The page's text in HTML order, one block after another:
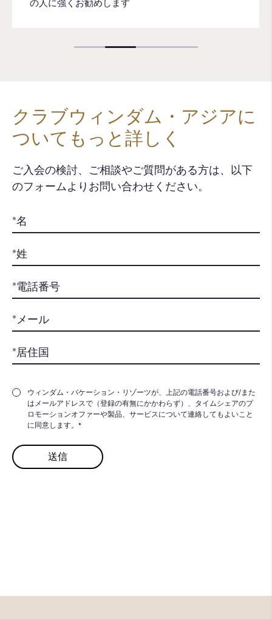
の人に強くお勧めします
クラブウィンダム・アジアに
ついてもっと詳しく
ご入会の検討、ご相談やご質問がある方は、以下
のフォームよりお問い合わせください。​
ウィンダム・バケーション・リゾーツが、上記の電話番号および/また
はメールアドレスで（登録の有無にかかわらず）、タイムシェアのプ
ロモーションオファーや製品、サービスについて連絡してもよいこと
に同意します。*